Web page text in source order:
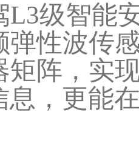
级智能
弹性波传
矩阵，实
息，更能